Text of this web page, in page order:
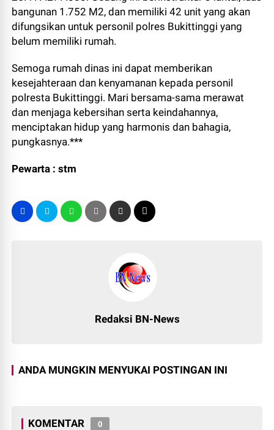
bangunan 1.752 M2, dan memiliki 42 unit yang akan
difungsikan untuk personil polres Bukittinggi yang
belum memiliki rumah.
Semoga rumah dinas ini dapat memberikan
kesejahteraan dan kenyamanan kepada personil
polresta Bukittinggi. Mari bersama-sama merawat
dan menjaga kebersihan serta keindahannya,
menciptakan hidup yang harmonis dan bahagia,
pungkasnya.***
Pewarta : stm
Redaksi BN-News
ANDA MUNGKIN MENYUKAI POSTINGAN INI
KOMENTAR 0